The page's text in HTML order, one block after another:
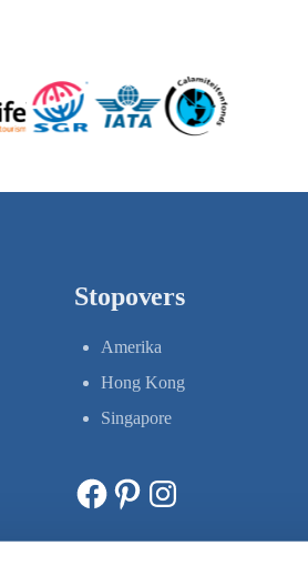
Stopovers
Amerika
Hong Kong
Singapore
Facebook Pinterest Instagram